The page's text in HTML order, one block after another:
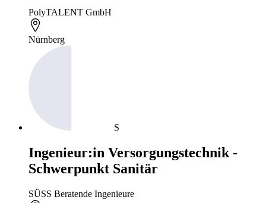
PolyTALENT GmbH
Nürnberg
S
Ingenieur:in Versorgungstechnik -
Schwerpunkt Sanitär
SÜSS Beratende Ingenieure